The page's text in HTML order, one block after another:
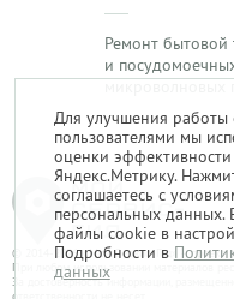
Ремонт бытовой
и
микроволновых
© 2014-2026. «Мой Сервис-Гид» – проект
При любом использовании материалов
За достоверность информации,
Для улучшения работы
пользователями мы
оценки
Яндекс.Метрику.
соглашаетесь с
персональных данных.
файлы cookie в
Подробности в
данных